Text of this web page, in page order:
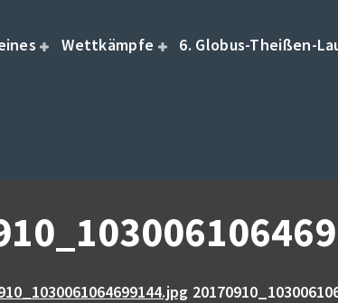
Wettkämpfe 6. Globus-Theißen-